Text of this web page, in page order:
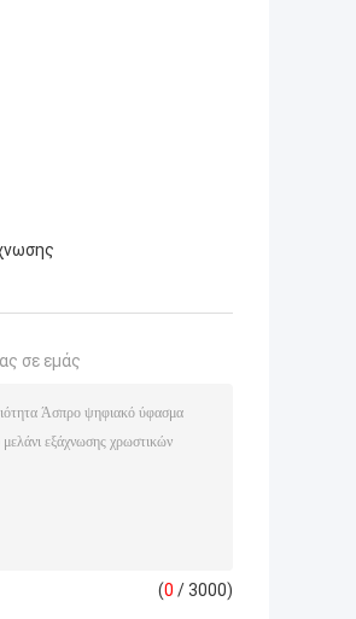
σε εμάς
(0 / 3000)